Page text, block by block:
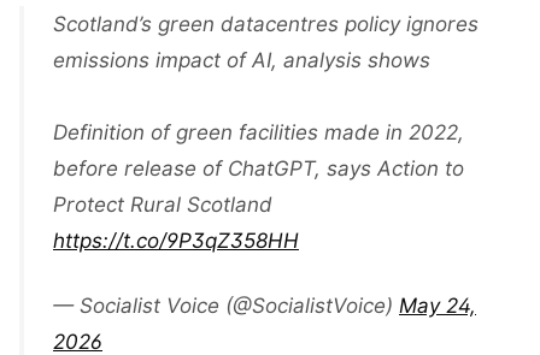
Scotland’s green datacentres policy ignores
emissions impact of AI, analysis shows
Definition of green facilities made in 2022,
before release of ChatGPT, says Action to
Protect Rural Scotland
https://t.co/9P3qZ358HH
— Socialist Voice (@SocialistVoice) May 24,
2026